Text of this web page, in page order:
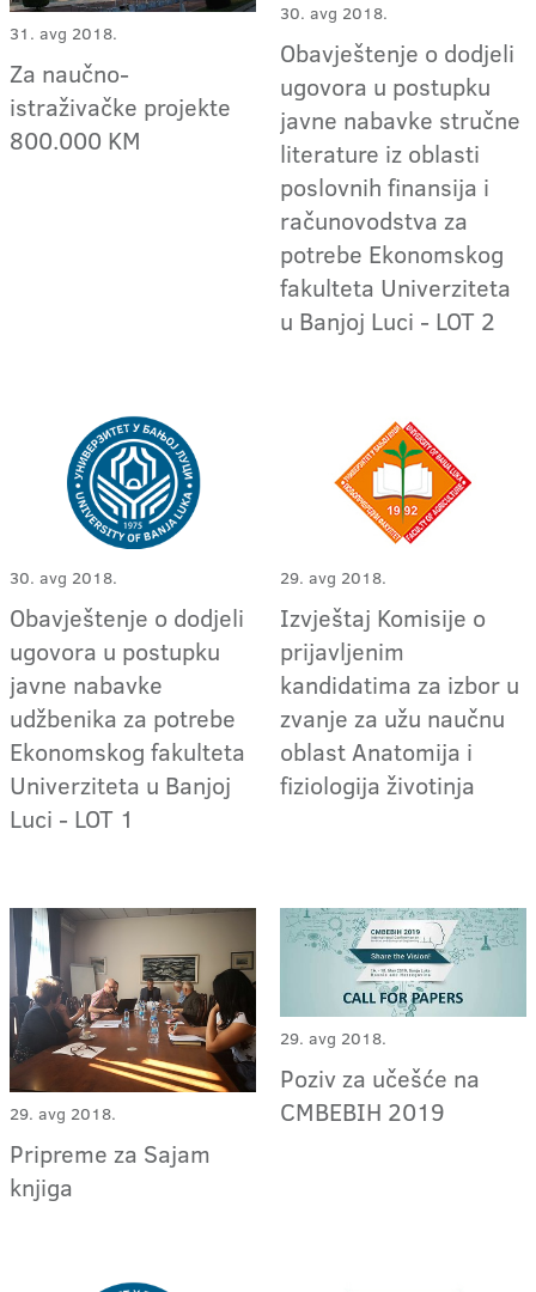
31. avg 2018.
Za naučno-
istraživačke projekte
800.000 KM
30. avg 2018.
Obavještenje o dodjeli
ugovora u postupku
javne nabavke stručne
literature iz oblasti
poslovnih finansija i
računovodstva za
potrebe Ekonomskog
fakulteta Univerziteta
u Banjoj Luci - LOT 2
30. avg 2018.
Obavještenje o dodjeli
ugovora u postupku
javne nabavke
udžbenika za potrebe
Ekonomskog fakulteta
Univerziteta u Banjoj
Luci - LOT 1
29. avg 2018.
Izvještaj Komisije o
prijavljenim
kandidatima za izbor u
zvanje za užu naučnu
oblast Anatomija i
fiziologija životinja
29. avg 2018.
Pripreme za Sajam
knjiga
29. avg 2018.
Poziv za učešće na
CMBEBIH 2019